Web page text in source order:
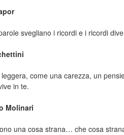
svegliano i ricordi e i ricordi
come una carezza, un
in te.
Molinari
una cosa strana… che cosa